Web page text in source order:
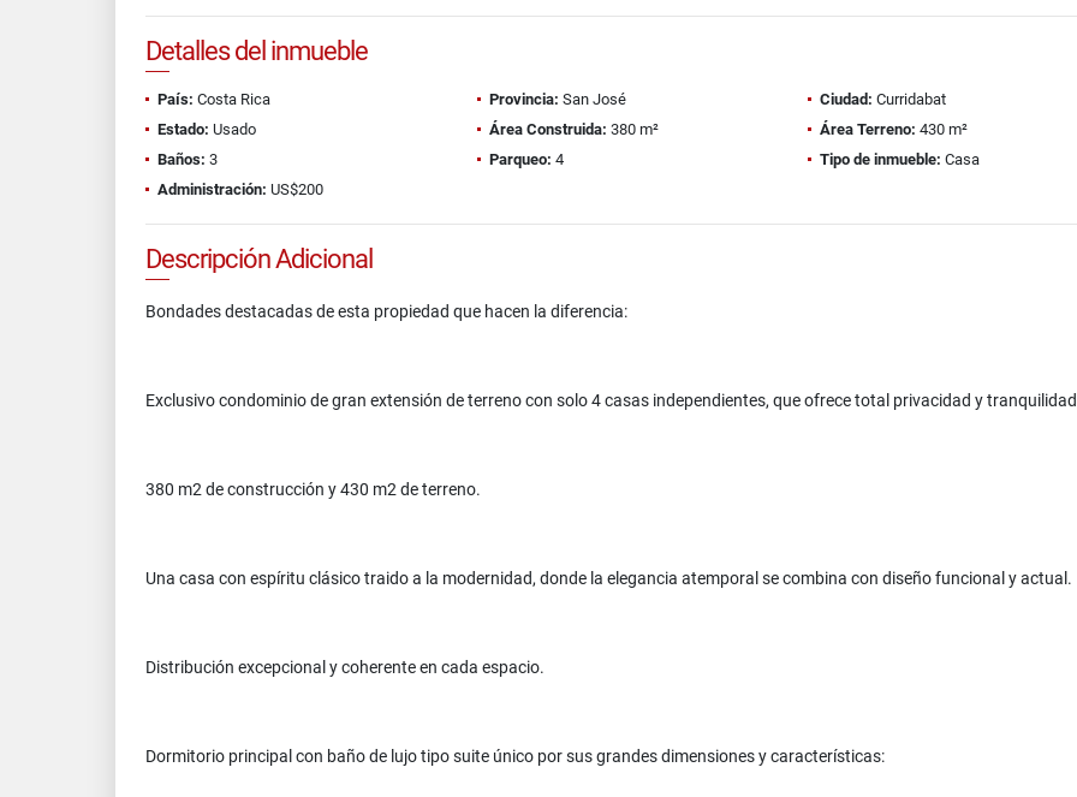
Detalles del inmueble
País: Costa Rica Provincia: San José Ciudad: Curridabat
Estado: Usado Área Construida: 380 m² Área Terreno: 430 m²
Baños: 3 Parqueo: 4 Tipo de inmueble: Casa
Administración: US$200
Descripción Adicional
Bondades destacadas de esta propiedad que hacen la diferencia:
Exclusivo condominio de gran extensión de terreno con solo 4 casas independientes, que ofrece total privacidad y
380 m2 de construcción y 430 m2 de terreno.
Una casa con espíritu clásico traido a la modernidad, donde la elegancia atemporal se combina con diseño funcional y actual.
Distribución excepcional y coherente en cada espacio.
Dormitorio principal con baño de lujo tipo suite único por sus grandes dimensiones y características: